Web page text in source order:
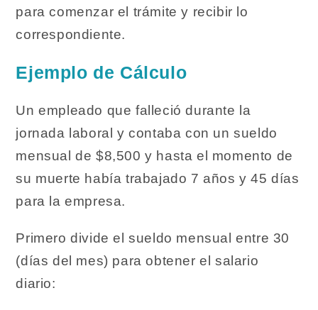
para comenzar el trámite y recibir lo
correspondiente.
Ejemplo de Cálculo
Un empleado que falleció durante la
jornada laboral y contaba con un sueldo
mensual de $8,500 y hasta el momento de
su muerte había trabajado 7 años y 45 días
para la empresa.
Primero divide el sueldo mensual entre 30
(días del mes) para obtener el salario
diario: